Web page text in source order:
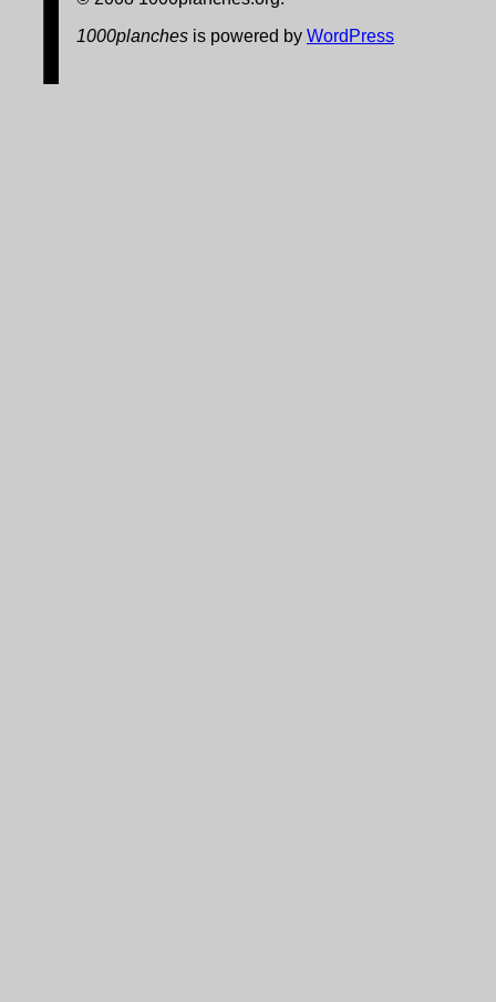
1000planches is powered by WordPress